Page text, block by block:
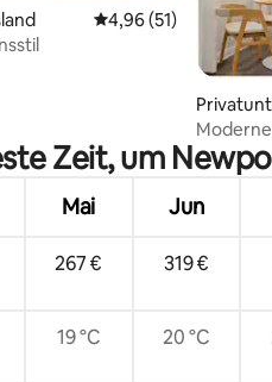
Durchschnittliche
4,96 (51)
ch
Schritte
entfernt,
Zeit, um
Mai Jun
267 € 319 €
19 °C 20 °C